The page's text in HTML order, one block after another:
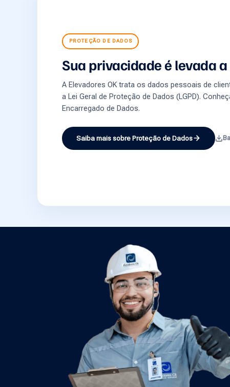
PROTEÇÃO DE DADOS
Sua privacidade é levada
A Elevadores OK trata os dados pessoais de
a Lei Geral de Proteção de Dados (LGPD).
Encarregado de Dados.
Saiba mais sobre Proteção de Dados